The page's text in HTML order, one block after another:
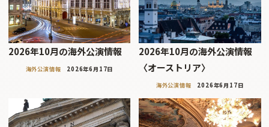
2026年10月の海外公演情報
海外公演情報 2026年6月17日
2026年10月の海外公演情報
〈オーストリア〉
海外公演情報 2026年6月17日